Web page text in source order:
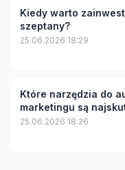
Kiedy warto
szeptany?
25.06.2026 18:29
Które narzędzia do
marketingu są
25.06.2026 18:26